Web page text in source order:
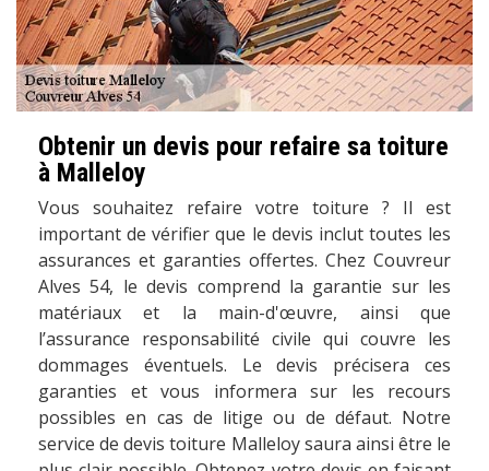
Obtenir un devis pour refaire sa toiture
à Malleloy
Vous souhaitez refaire votre toiture ? Il est
important de vérifier que le devis inclut toutes les
assurances et garanties offertes. Chez Couvreur
Alves 54, le devis comprend la garantie sur les
matériaux et la main-d'œuvre, ainsi que
l’assurance responsabilité civile qui couvre les
dommages éventuels. Le devis précisera ces
garanties et vous informera sur les recours
possibles en cas de litige ou de défaut. Notre
service de devis toiture Malleloy saura ainsi être le